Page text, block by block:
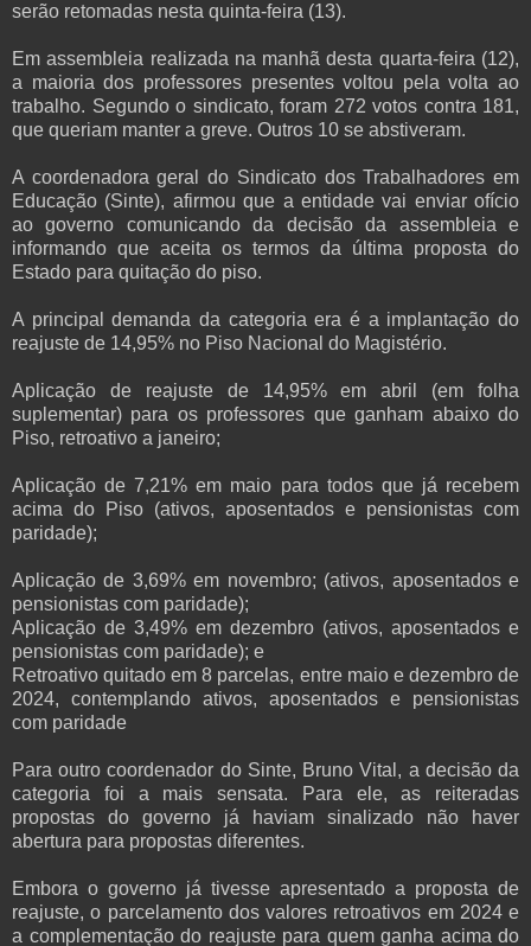
serão retomadas nesta quinta-feira (13).
Em assembleia realizada na manhã desta quarta-feira (12),
a maioria dos professores presentes voltou pela volta ao
trabalho. Segundo o sindicato, foram 272 votos contra 181,
que queriam manter a greve. Outros 10 se abstiveram.
A coordenadora geral do Sindicato dos Trabalhadores em
Educação (Sinte), afirmou que a entidade vai enviar ofício
ao governo comunicando da decisão da assembleia e
informando que aceita os termos da última proposta do
Estado para quitação do piso.
A principal demanda da categoria era é a implantação do
reajuste de 14,95% no Piso Nacional do Magistério.
Aplicação de reajuste de 14,95% em abril (em folha
suplementar) para os professores que ganham abaixo do
Piso, retroativo a janeiro;
Aplicação de 7,21% em maio para todos que já recebem
acima do Piso (ativos, aposentados e pensionistas com
paridade);
Aplicação de 3,69% em novembro; (ativos, aposentados e
pensionistas com paridade);
Aplicação de 3,49% em dezembro (ativos, aposentados e
pensionistas com paridade); e
Retroativo quitado em 8 parcelas, entre maio e dezembro de
2024, contemplando ativos, aposentados e pensionistas
com paridade
Para outro coordenador do Sinte, Bruno Vital, a decisão da
categoria foi a mais sensata. Para ele, as reiteradas
propostas do governo já haviam sinalizado não haver
abertura para propostas diferentes.
Embora o governo já tivesse apresentado a proposta de
reajuste, o parcelamento dos valores retroativos em 2024 e
a complementação do reajuste para quem ganha acima do